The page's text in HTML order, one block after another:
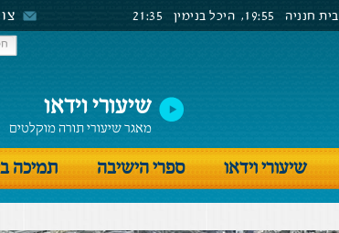
בית חנניה היכל בנימין
שיעורי וידאו
מאגר שיעורי תורה מוקלטים
שיעורי וידאו ספרי הישיבה
תמיכה